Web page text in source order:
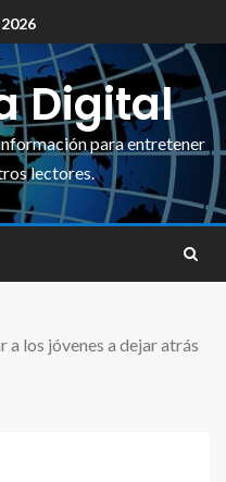
Digital
para entretener
lectores.
a los jóvenes a dejar atrás